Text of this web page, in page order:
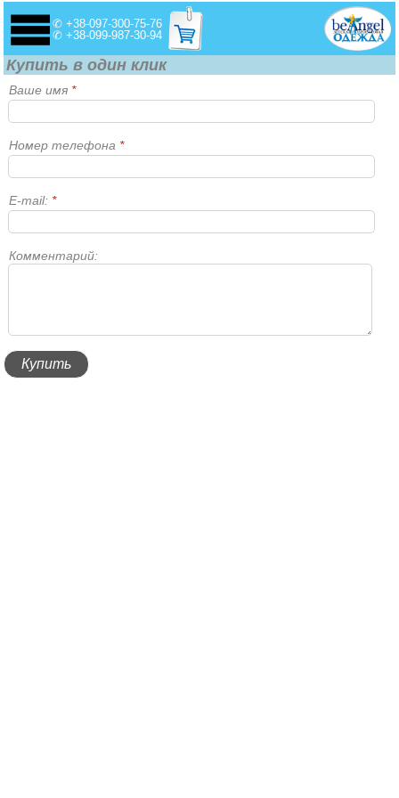
✆ +38-097-300-75-76
✆ +38-099-987-30-94
Купить в один клик
Ваше имя *
Номер телефона *
E-mail: *
Комментарий: